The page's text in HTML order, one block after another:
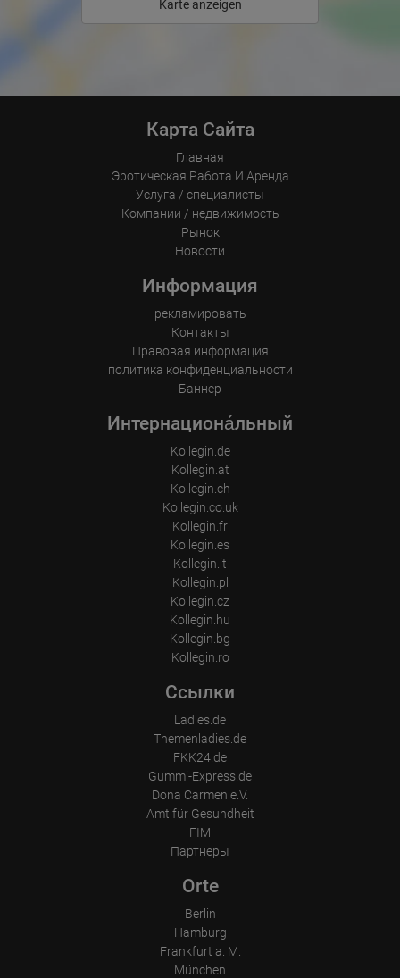
Karte anzeigen
Карта Сайта
Главная
Эротическая Pабота И Аренда
Услуга / специалисты
Компании / недвижимость
Рынок
Новости
Информация
рекламировать
Контакты
Правовая информация
политика конфиденциальности
Баннер
Интернациона́льный
Kollegin.de
Kollegin.at
Kollegin.ch
Kollegin.co.uk
Kollegin.fr
Kollegin.es
Kollegin.it
Kollegin.pl
Kollegin.cz
Kollegin.hu
Kollegin.bg
Kollegin.ro
Ссылки
Ladies.de
Themenladies.de
FKK24.de
Gummi-Express.de
Dona Carmen e.V.
Amt für Gesundheit
FIM
Партнеры
Orte
Berlin
Hamburg
Frankfurt a. M.
München